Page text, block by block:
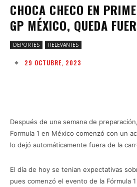
CHOCA CHECO EN
GP MÉXICO, QUEDA
DEPORTES RELEVANTES
29 OCTUBRE, 2023
Después de una semana de
Formula 1 en México comenzó con un
lo dejó automáticamente fuera de la
El día de hoy se tenian expectativas
pues comenzó el evento de la Fórmula